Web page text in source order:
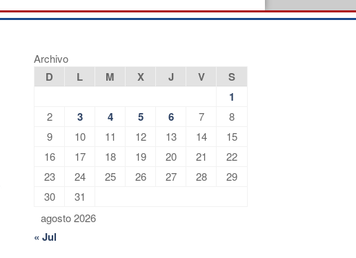
Archivo
agosto 2026
D L M X J V
S
1
2 3 4 5 6 7
8
9
10 11 12 13 14
15
16
17 18 19 20 21
22
23
24 25 26 27 28
29
30
31
« Jul